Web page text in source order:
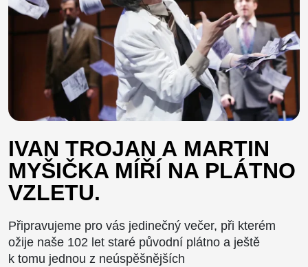
IVAN TROJAN A MARTIN
MYŠIČKA MÍŘÍ NA PLÁTNO
VZLETU.
Připravujeme pro vás jedinečný večer, při kterém
ožije naše 102 let staré původní plátno a ještě
k tomu jednou z neúspěšnějších